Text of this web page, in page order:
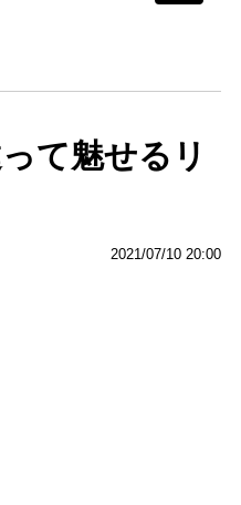
て魅せるリ
2021/07/10 20:00